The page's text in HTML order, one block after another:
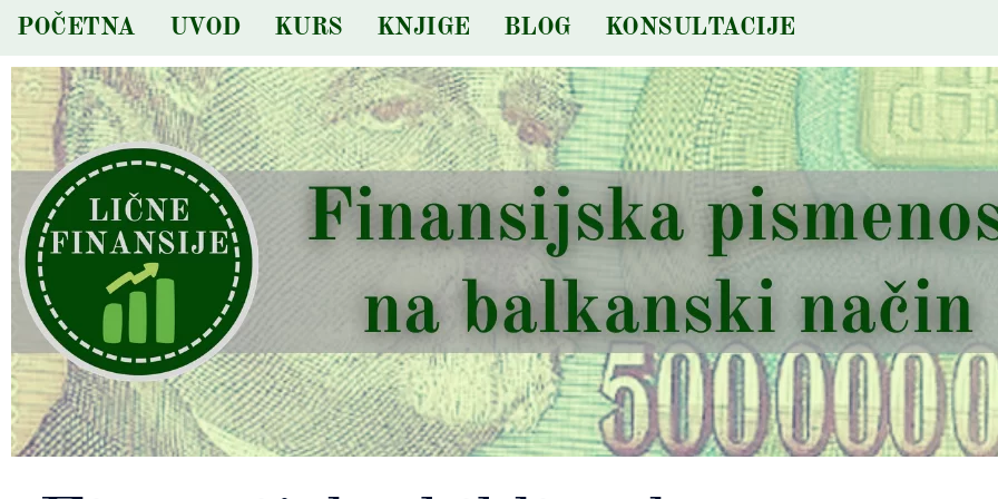
content
POČETNA UVOD KURS KNJIGE BLOG KONSULTACIJE